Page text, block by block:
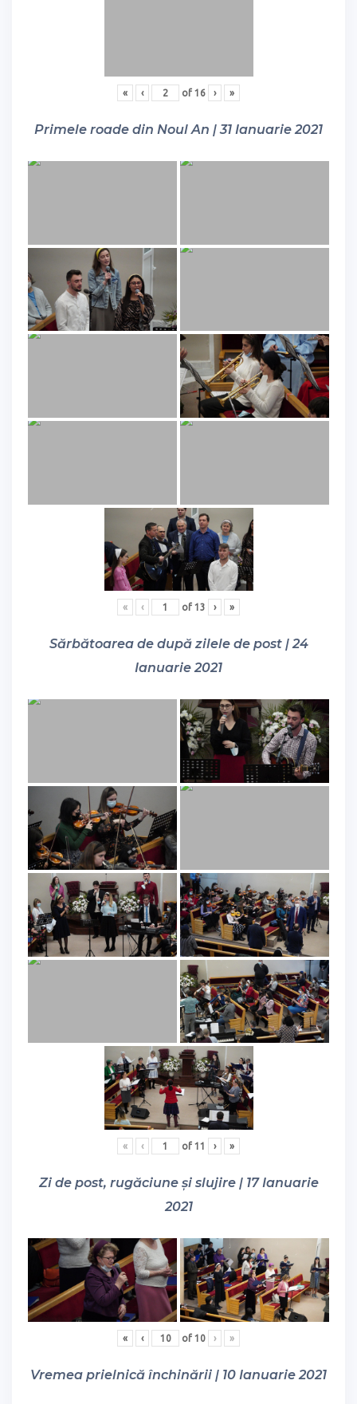
« ‹ of 16 › »
Primele roade din Noul An | 31 Ianuarie 2021
« ‹ of 13 › »
Sărbătoarea de după zilele de post | 24
Ianuarie 2021
« ‹ of 11 › »
Zi de post, rugăciune și slujire | 17 Ianuarie
2021
« ‹ of 10 › »
Vremea prielnică închinării | 10 Ianuarie 2021